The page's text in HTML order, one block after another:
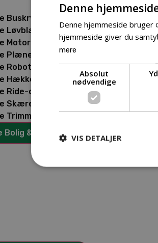
Buskryddere
Løvblæsere
Motorsave
Plæneklippere
Robotplæneklippere
Hækkeklippere
Ride-on
Skæremaskiner
Trimmere
Bolig & Fritid
Denne
Denne hjemmeside
hjemmeside giver du
mere
Absolut
nødvendige
VIS DETALJER